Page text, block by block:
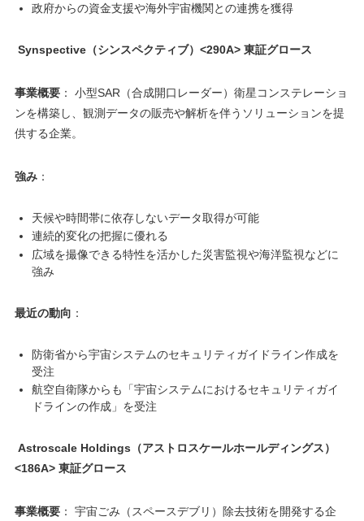
政府からの資金支援や海外宇宙機関との連携を獲得
Synspective（シンスペクティブ）<290A> 東証グロース
事業概要 ： 小型SAR（合成開口レーダー）衛星コンステレーショ
ンを構築し、観測データの販売や解析を伴うソリューションを提
供する企業。
強み ：
天候や時間帯に依存しないデータ取得が可能
連続的変化の把握に優れる
広域を撮像できる特性を活かした災害監視や海洋監視などに
強み
最近の動向 ：
防衛省から宇宙システムのセキュリティガイドライン作成を
受注
航空自衛隊からも「宇宙システムにおけるセキュリティガイ
ドラインの作成」を受注
Astroscale Holdings（アストロスケールホールディングス）
<186A> 東証グロース
事業概要 ： 宇宙ごみ（スペースデブリ）除去技術を開発する企